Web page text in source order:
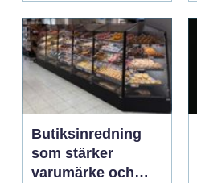
Butiksinredning
som stärker
varumärke och